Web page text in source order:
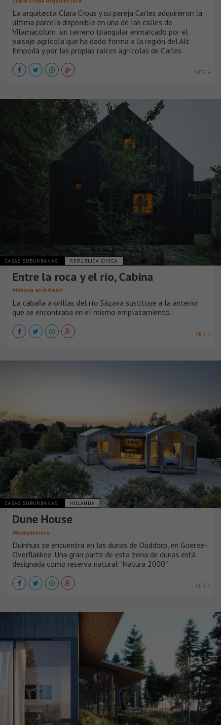
La arquitecta Clara Crous y su pareja Carles adquirieron la
última parcela disponible en una de las calles de
Vilamacolum: un terreno triangular enmarcado por el
paisaje agrícola que ha dado forma a la región del Alt
Empodà y por las propias raíces agrícolas de Carles.
VER +
CASAS SUBURBANAS REPÚBLICA CHECA
Entre la roca y el río, Cabina
Mimosa architekti
La cabaña a orillas del río Sázava sustituye a la anterior
que se encontraba en el mismo emplazamiento.
VER +
CASAS SUBURBANAS HOLANDA
Dune House
Woonpioniers
Duinhuis se encuentra en las dunas de Ouddorp, en Goeree-
Overflakkee. Una gran parte de esta zona de dunas está
designada como reserva natural “Natura 2000”.
VER +